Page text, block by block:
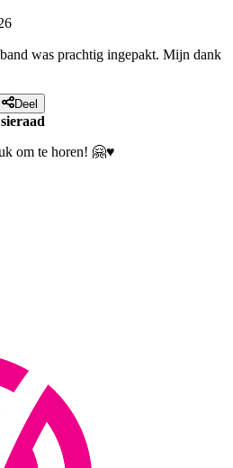
was prachtig ingepakt. Mijn dank
Deel
om te horen! 🤗♥️